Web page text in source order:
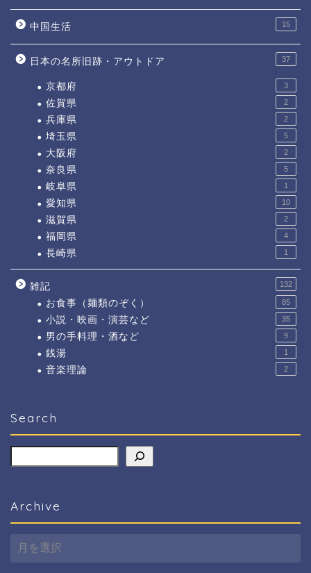
中国生活 15
日本の名所旧跡・アウトドア 37
京都府 3
佐賀県 2
兵庫県 2
埼玉県 5
大阪府 2
奈良県 5
岐阜県 1
愛知県 10
滋賀県 2
福岡県 4
長崎県 1
雑記 132
お食事（麺類のぞく） 85
小説・映画・演芸など 35
男の手料理・酒など 9
銭湯 1
音楽理論 2
Search
Archive